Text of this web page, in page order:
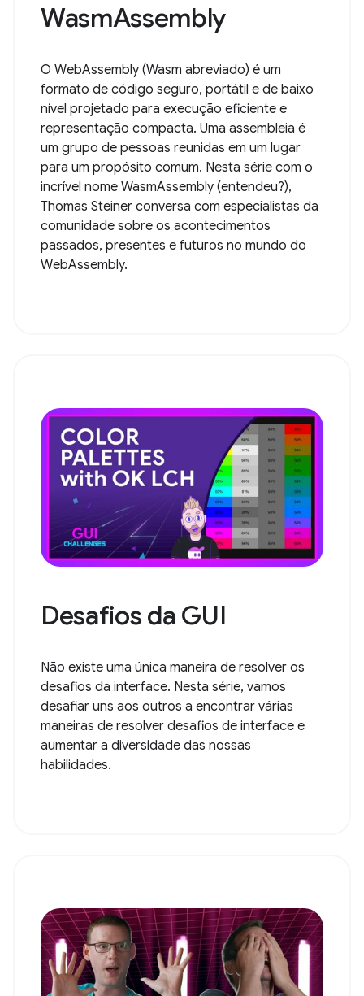
WasmAssembly
O WebAssembly (Wasm abreviado) é um
formato de código seguro, portátil e de baixo
nível projetado para execução eficiente e
representação compacta. Uma assembleia é
um grupo de pessoas reunidas em um lugar
para um propósito comum. Nesta série com o
incrível nome WasmAssembly (entendeu?),
Thomas Steiner conversa com especialistas da
comunidade sobre os acontecimentos
passados, presentes e futuros no mundo do
WebAssembly.
Desafios da GUI
Não existe uma única maneira de resolver os
desafios da interface. Nesta série, vamos
desafiar uns aos outros a encontrar várias
maneiras de resolver desafios de interface e
aumentar a diversidade das nossas
habilidades.